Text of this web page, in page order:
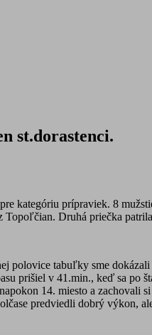
st.dorastenci.
kategóriu prípraviek. 8
Druhá priečka
polovice tabuľky sme
prišiel v 41.min., keď sa po
14. miesto a zachovali
predviedli dobrý výkon,